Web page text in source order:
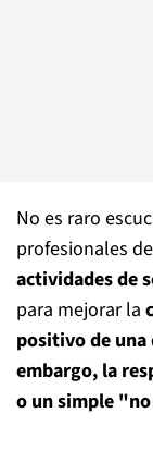
No es raro
profesionales
actividades de
para mejorar la
positivo de una
embargo, la
o un simple "no